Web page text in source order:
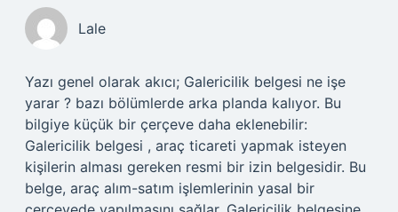
Lale
Yazı genel olarak akıcı; Galericilik belgesi ne işe
yarar ? bazı bölümlerde arka planda kalıyor. Bu
bilgiye küçük bir çerçeve daha eklenebilir:
Galericilik belgesi , araç ticareti yapmak isteyen
kişilerin alması gereken resmi bir izin belgesidir. Bu
belge, araç alım-satım işlemlerinin yasal bir